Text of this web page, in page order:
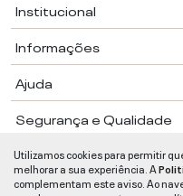
Institucional
Informações
Ajuda
Segurança e Qualidade
DA COSTA, 1600 - BAIRRO
CNPJ:
Utilizamos cookies para permitir
melhorar a sua experiência. A
complementam este aviso. Ao